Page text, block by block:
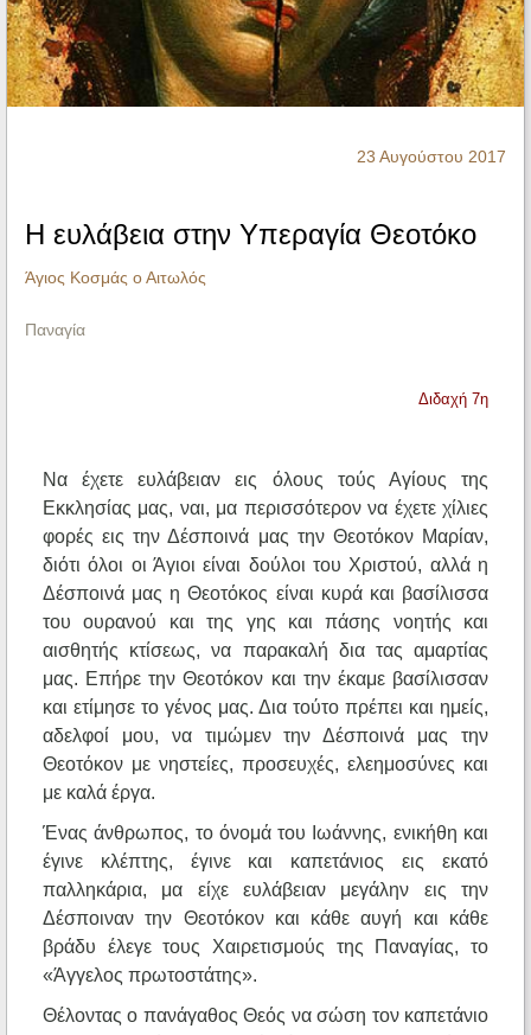
Ηχητικά
23 Αυγούστου 2017
Η ευλάβεια στην Υπεραγία Θεοτόκο
Άγιος Κοσμάς ο Αιτωλός
Παναγία
Διδαχή 7η
Να έχετε ευλάβειαν εις όλους τούς Αγίους της
Εκκλησίας μας, ναι, μα περισσότερον να έχετε χίλιες
φορές εις την Δέσποινά μας την Θεοτόκον Μαρίαν,
διότι όλοι οι Άγιοι είναι δούλοι του Χριστού, αλλά η
Δέσποινά μας η Θεοτόκος είναι κυρά και βασίλισσα
του ουρανού και της γης και πάσης νοητής και
αισθητής κτίσεως, να παρακαλή δια τας αμαρτίας
μας. Επήρε την Θεοτόκον και την έκαμε βασίλισσαν
και ετίμησε το γένος μας. Δια τούτο πρέπει και ημείς,
αδελφοί μου, να τιμώμεν την Δέσποινά μας την
Θεοτόκον με νηστείες, προσευχές, ελεημοσύνες και
με καλά έργα.
Ένας άνθρωπος, το όνομά του Ιωάννης, ενικήθη και
έγινε κλέπτης, έγινε και καπετάνιος εις εκατό
παλληκάρια, μα είχε ευλάβειαν μεγάλην εις την
Δέσποιναν την Θεοτόκον και κάθε αυγή και κάθε
βράδυ έλεγε τους Χαιρετισμούς της Παναγίας, το
«Άγγελος πρωτοστάτης».
Θέλοντας ο πανάγαθος Θεός να σώση τον καπετάνιο